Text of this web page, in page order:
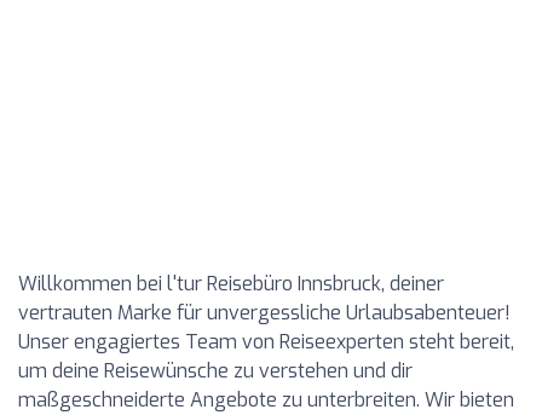
Willkommen bei l'tur Reisebüro Innsbruck, deiner
vertrauten Marke für unvergessliche Urlaubsabenteuer!
Unser engagiertes Team von Reiseexperten steht bereit,
um deine Reisewünsche zu verstehen und dir
maßgeschneiderte Angebote zu unterbreiten. Wir bieten